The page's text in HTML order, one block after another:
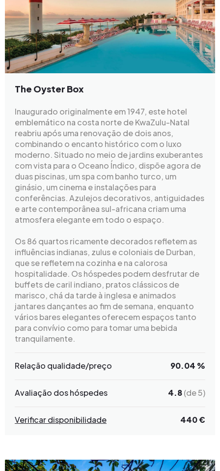
The Oyster Box
Inaugurado originalmente em 1947, este hotel
emblemático na costa norte de KwaZulu-Natal
reabriu após uma renovação de dois anos,
combinando o encanto histórico com o luxo
moderno. Situado no meio de jardins exuberantes
com vista para o Oceano Índico, dispõe agora de
duas piscinas, um spa com banho turco, um
ginásio, um cinema e instalações para
conferências. Azulejos decorativos, antiguidades
e arte contemporânea sul-africana criam uma
atmosfera elegante em todo o espaço.
Os 86 quartos ricamente decorados refletem as
influências indianas, zulus e coloniais de Durban,
que se refletem na cozinha e na calorosa
hospitalidade. Os hóspedes podem desfrutar de
buffets de caril indiano, pratos clássicos de
marisco, chá da tarde à inglesa e animados
jantares dançantes ao fim de semana, enquanto
vários bares elegantes oferecem espaços tanto
para convívio como para tomar uma bebida
tranquilamente.
Relação qualidade/preço 90.04 %
Avaliação dos hóspedes 4.8(de 5)
Verificar disponibilidade 440 €